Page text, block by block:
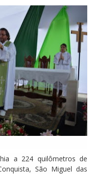
a 224 quilômetros de
São Miguel das